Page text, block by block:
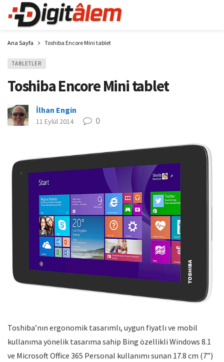
Ana Sayfa Toshiba Encore Mini tablet
TABLETLER
Toshiba Encore Mini tablet
İlhan Engin
11 Eylül 2014 0
Toshiba’nın ergonomik tasarımlı, uygun fiyatlı ve mobil
kullanıma yönelik tasarıma sahip Bing özellikli Windows 8.1
ve Microsoft Office 365 Personal kullanımı sunan 17.8 cm (7”)